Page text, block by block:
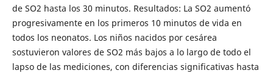
de SO2 hasta los 30 minutos. Resultados: La SO2 aumentó
progresivamente en los primeros 10 minutos de vida en
todos los neonatos. Los niños nacidos por cesárea
sostuvieron valores de SO2 más bajos a lo largo de todo el
lapso de las mediciones, con diferencias significativas hasta